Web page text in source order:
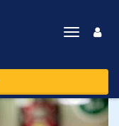
Toggle